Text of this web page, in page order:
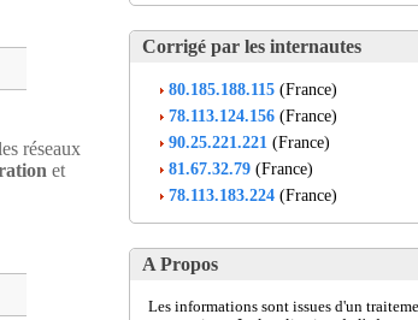
réseaux
et
Corrigé par les internautes
80.185.188.115 (France)
78.113.124.156 (France)
90.25.221.221 (France)
81.67.32.79 (France)
78.113.183.224 (France)
A Propos
Les informations sont issues d'un